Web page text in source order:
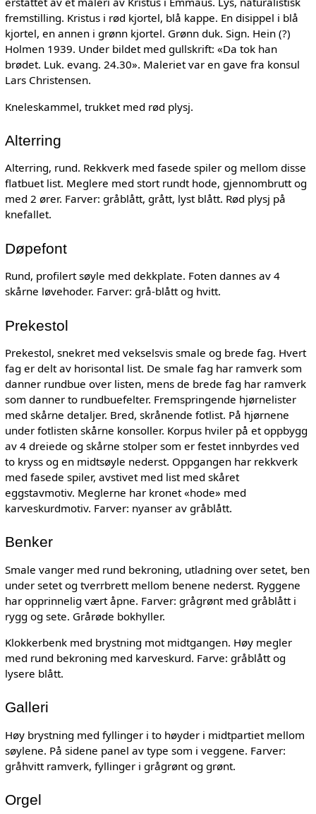
fremstilling. Kristus i rød kjortel, blå kappe. En disippel i blå
kjortel, en annen i grønn kjortel. Grønn duk. Sign. Hein (?)
Holmen 1939. Under bildet med gullskrift: «Da tok han
brødet. Luk. evang. 24.30». Maleriet var en gave fra konsul
Lars Christensen.
Kneleskammel, trukket med rød plysj.
Alterring
Alterring, rund. Rekkverk med fasede spiler og mellom disse
flatbuet list. Meglere med stort rundt hode, gjennombrutt og
med 2 ører. Farver: gråblått, grått, lyst blått. Rød plysj på
knefallet.
Døpefont
Rund, profilert søyle med dekkplate. Foten dannes av 4
skårne løvehoder. Farver: grå-blått og hvitt.
Prekestol
Prekestol, snekret med vekselsvis smale og brede fag. Hvert
fag er delt av horisontal list. De smale fag har ramverk som
danner rundbue over listen, mens de brede fag har ramverk
som danner to rundbuefelter. Fremspringende hjørnelister
med skårne detaljer. Bred, skrånende fotlist. På hjørnene
under fotlisten skårne konsoller. Korpus hviler på et oppbygg
av 4 dreiede og skårne stolper som er festet innbyrdes ved
to kryss og en midtsøyle nederst. Oppgangen har rekkverk
med fasede spiler, avstivet med list med skåret
eggstavmotiv. Meglerne har kronet «hode» med
karveskurdmotiv. Farver: nyanser av gråblått.
Benker
Smale vanger med rund bekroning, utladning over setet, ben
under setet og tverrbrett mellom benene nederst. Ryggene
har opprinnelig vært åpne. Farver: grågrønt med gråblått i
rygg og sete. Grårøde bokhyller.
Klokkerbenk med brystning mot midtgangen. Høy megler
med rund bekroning med karveskurd. Farve: gråblått og
lysere blått.
Galleri
Høy brystning med fyllinger i to høyder i midtpartiet mellom
søylene. På sidene panel av type som i veggene. Farver:
gråhvitt ramverk, fyllinger i grågrønt og grønt.
Orgel